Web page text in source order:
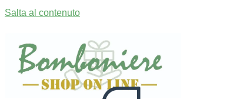
Salta al contenuto